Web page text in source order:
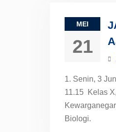
MEI
21
1. Senin, 3
11.15
Biologi.